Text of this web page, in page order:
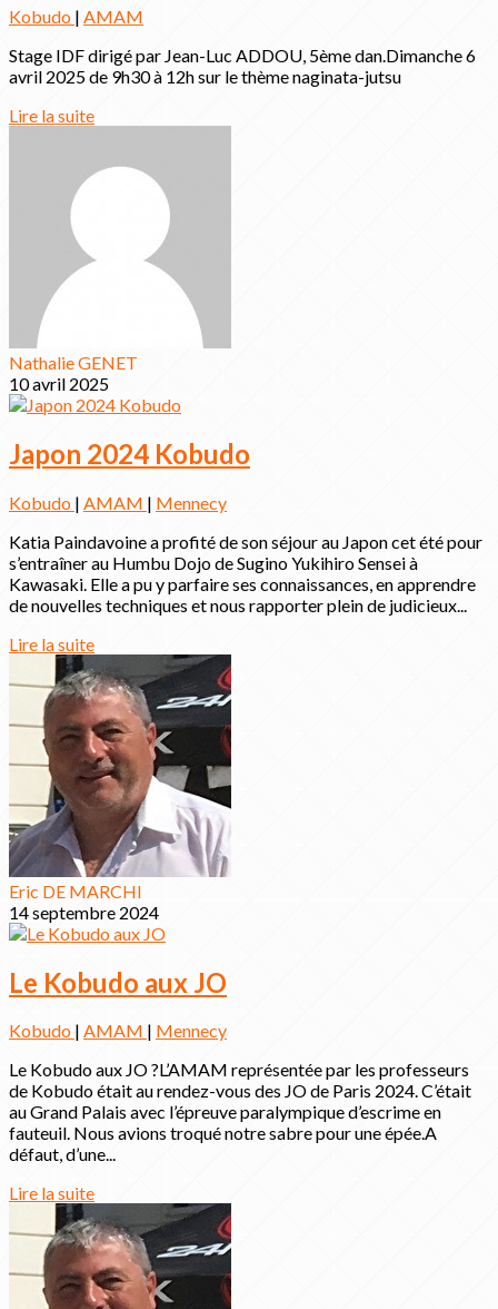
Kobudo | AMAM
Stage IDF dirigé par Jean-Luc ADDOU, 5ème dan.Dimanche 6
avril 2025 de 9h30 à 12h sur le thème naginata-jutsu
Lire la suite
Nathalie GENET
10 avril 2025
Japon 2024 Kobudo
Kobudo | AMAM | Mennecy
Katia Paindavoine a profité de son séjour au Japon cet été pour
s’entraîner au Humbu Dojo de Sugino Yukihiro Sensei à
Kawasaki. Elle a pu y parfaire ses connaissances, en apprendre
de nouvelles techniques et nous rapporter plein de judicieux...
Lire la suite
Eric DE MARCHI
14 septembre 2024
Le Kobudo aux JO
Kobudo | AMAM | Mennecy
Le Kobudo aux JO ?L’AMAM représentée par les professeurs
de Kobudo était au rendez-vous des JO de Paris 2024. C’était
au Grand Palais avec l’épreuve paralympique d’escrime en
fauteuil. Nous avions troqué notre sabre pour une épée.A
défaut, d’une...
Lire la suite